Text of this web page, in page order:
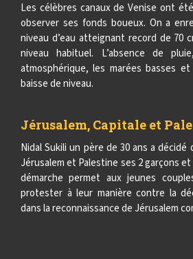
Les célèbres canaux de Venise ont
observer ses fonds boueux. On a
niveau d’eau atteignant record de 70
niveau habituel. L’absence de
atmosphérique, les marées basses
baisse de niveau.
Jérusalem, Capitale et
Nidal Sukili un père de 30 ans a
Jérusalem et Palestine ses 2 garçons
démarche permet aux jeunes
protester à leur manière contre la
dans la reconnaissance de Jérusalem